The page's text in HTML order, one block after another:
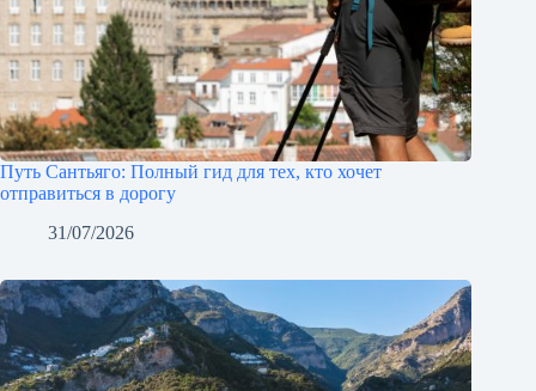
Путь Сантьяго: Полный гид для тех, кто хочет
отправиться в дорогу
31/07/2026